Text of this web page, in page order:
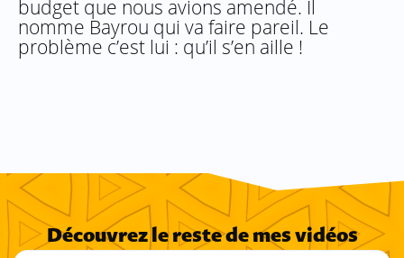
budget que nous avions amendé. Il
nomme Bayrou qui va faire pareil. Le
problème c’est lui : qu’il s’en aille !
Découvrez le reste de mes vidéos